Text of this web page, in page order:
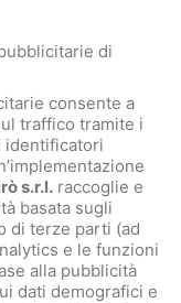
di
consente a
traffico tramite i
identificatori
s.r.l. raccoglie e
basata sugli
di terze parti (ad
e le funzioni
alla pubblicità
dati demografici e